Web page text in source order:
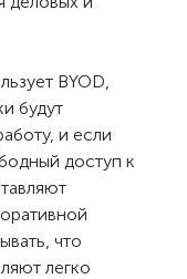
BYOD,
будут
и если
доступ к
что
легко